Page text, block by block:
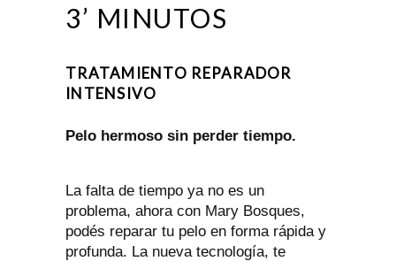
3’ MINUTOS
TRATAMIENTO REPARADOR
INTENSIVO
Pelo hermoso sin perder tiempo.
La falta de tiempo ya no es un
problema, ahora con Mary Bosques,
podés reparar tu pelo en forma rápida y
profunda. La nueva tecnología, te